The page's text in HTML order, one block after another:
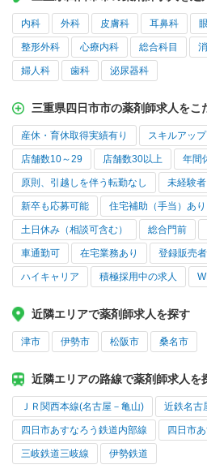
内科 外科 皮膚科 耳鼻科
整形外科 心療内科 総合科目
婦人科 歯科 泌尿器科
三重県四日市市の薬剤師求人をこ
産休・育休取得実績有り スキルアップ
店舗数10～29 店舗数30以上 年間
原則、引越しを伴う転勤なし 未経験
新卒も応募可能 住宅補助（手当）あり
土日休み（相談可含む） 総合門前
車通勤可 在宅業務あり 登録販売
ハイキャリア 積極採用中の求人
近隣エリアで薬剤師求人を探す
津市 伊勢市 松阪市 桑名市
近隣エリアの路線で薬剤師求人を
ＪＲ関西本線(名古屋－亀山) 近鉄名古
四日市あすなろう鉄道内部線 四日市
三岐鉄道三岐線 伊勢鉄道